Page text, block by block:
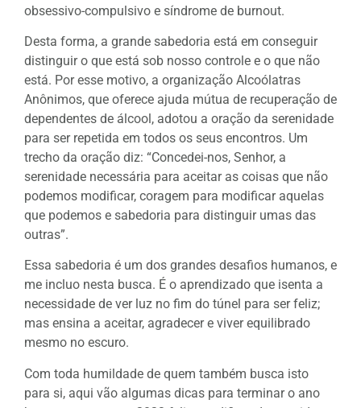
obsessivo-compulsivo e síndrome de burnout.
Desta forma, a grande sabedoria está em conseguir
distinguir o que está sob nosso controle e o que não
está. Por esse motivo, a organização Alcoólatras
Anônimos, que oferece ajuda mútua de recuperação de
dependentes de álcool, adotou a oração da serenidade
para ser repetida em todos os seus encontros. Um
trecho da oração diz: “Concedei-nos, Senhor, a
serenidade necessária para aceitar as coisas que não
podemos modificar, coragem para modificar aquelas
que podemos e sabedoria para distinguir umas das
outras”.
Essa sabedoria é um dos grandes desafios humanos, e
me incluo nesta busca. É o aprendizado que isenta a
necessidade de ver luz no fim do túnel para ser feliz;
mas ensina a aceitar, agradecer e viver equilibrado
mesmo no escuro.
Com toda humildade de quem também busca isto
para si, aqui vão algumas dicas para terminar o ano